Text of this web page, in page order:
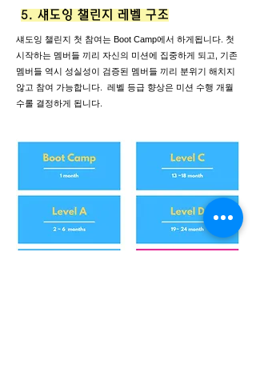
5. 섀도잉 챌린지 레벨 구조
​섀도잉 챌린지 첫 참여는 Boot Camp에서 하게됩니다. 첫
시작하는 멤버들 끼리 자신의 미션에 집중하게 되고, 기존
멤버들 역시 성실성이 검증된 멤버들 끼리 분위기 해치지
않고 참여 가능합니다. 레벨 등급 향상은 미션 수행 개월
수롤 결정하게 됩니다.